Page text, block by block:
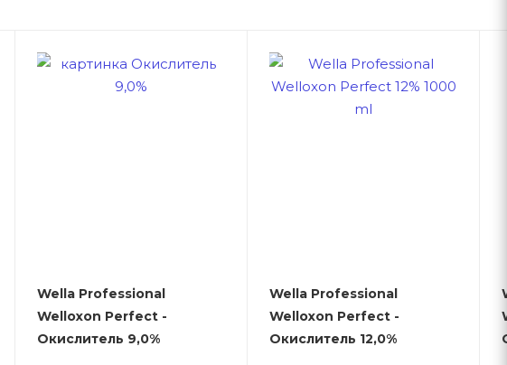
Wella Professional
Welloxon Perfect -
Окислитель 9,0%
Wella Professional
Welloxon Perfect -
Окислитель 12,0%